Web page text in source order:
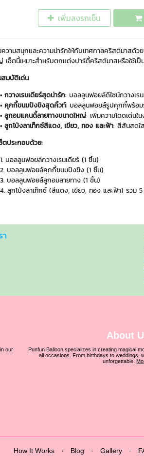
เพิ่มลงรถเข็น
ความสนุกและความน่ารักให้กับเทศกาลคริสต์มาสด้วย
เซ็ตนี้เหมาะสำหรับตกแต่งปาร์ตี้คริสต์มาสหรือใช้
มบัติเด่น
กวางเรนเดียร์สุดน่ารัก: บอลลูนฟอยล์ดีไซน์กวางเร
คุกกี้ขนมปังขิงสุดคิ้วท์: บอลลูนฟอยล์รูปคุกกี้พร้อม
ลูกอมแคนดี้ลายทางขนาดใหญ่: เพิ่มความโดดเด่นใ
ลูกโป่งลาเท็กซ์สีแดง, เขียว, ทอง และฟ้า: สีสันสดใ
ตประกอบด้วย:
บอลลูนฟอยล์กวางเรนเดียร์ (1 ชิ้น)
บอลลูนฟอยล์คุกกี้ขนมปังขิง (1 ชิ้น)
บอลลูนฟอยล์ลูกอมลายทาง (1 ชิ้น)
ลูกโป่งลาเท็กซ์ (สีแดง, เขียว, ทอง และฟ้า) รวม
our
About
Punfun Balloon specializes in creating magical
all occasions. From birthdays to weddings,
unforgettable.
How It Works · Blog · Gallery ·